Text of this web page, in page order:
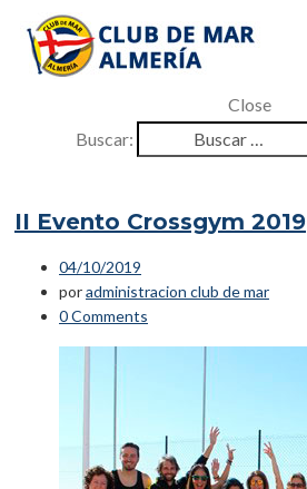
Close
Buscar:
Inicio
Eventos
II Evento Crossgym 2019
04/10/2019
poradministracion club de mar
0 Comments